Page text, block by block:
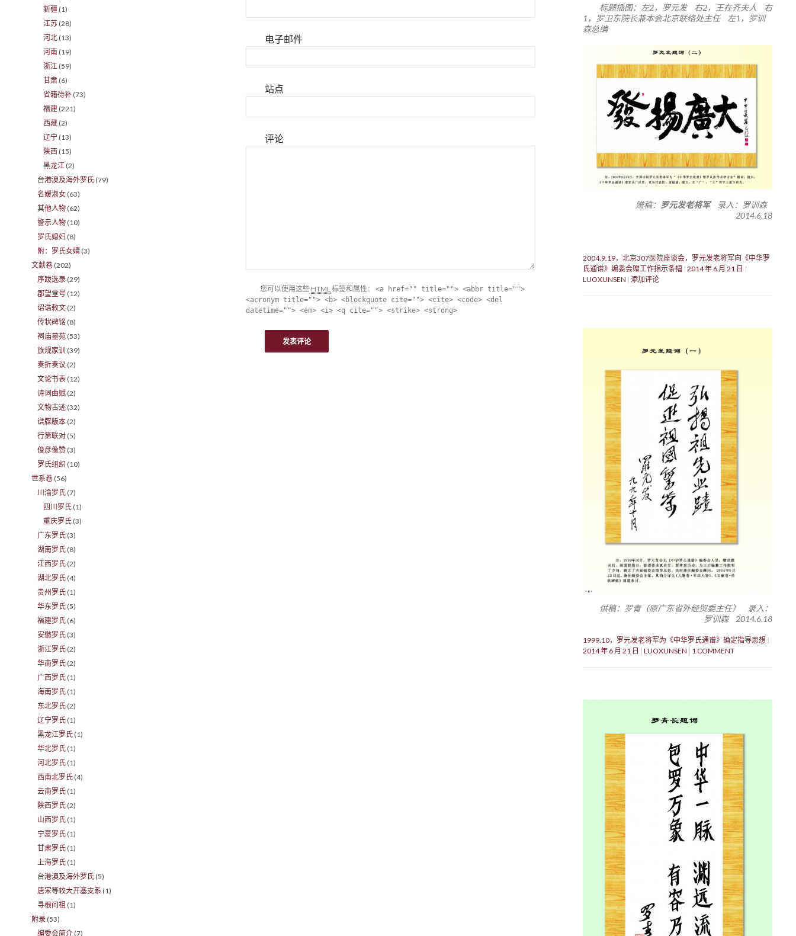
电子邮件
站点
评论
您可以使用这些 HTML标签和属性： <a href="" title=""> <abbr title="">
<acronym title=""> <b> <blockquote cite=""> <cite> <code> <del
datetime=""> <em> <i> <q cite=""> <strike> <strong>
标题插图：左2，罗元发 右2，王在齐夫人 右
1，罗卫东院长兼本会北京联络处主任 左1，罗训
森总编
赠稿： 罗元发老将军录入：罗训森
2014.6.18
2004.9.19，北京307医院座谈会，罗元发老将军向《中华罗
氏通谱》编委会赠工作指示条幅 2014 年 6 月 21 日
LUOXUNSEN 添加评论
供稿：罗青（原广东省外经贸委主任） 录入：
罗训森 2014.6.18
1999.10，罗元发老将军为《中华罗氏通谱》确定指导思想
2014 年 6 月 21 日
LUOXUNSEN 1 COMMENT
新疆 (1)
江苏 (28)
河北 (13)
河南 (19)
浙江 (59)
甘肃 (6)
省籍待补 (73)
福建 (221)
西藏 (2)
辽宁 (13)
陕西 (15)
黑龙江 (2)
台港澳及海外罗氏 (79)
名嫒淑女 (63)
其他人物 (62)
警示人物 (10)
罗氏媳妇 (8)
附：罗氏女婿 (3)
文献卷 (202)
序跋选录 (29)
郡望堂号 (12)
诏诰敕文 (2)
传状碑铭 (8)
祠庙墓苑 (53)
族规家训 (39)
奏折奏议 (2)
文论书表 (12)
诗词曲赋 (2)
文物古迹 (32)
谱牒版本 (2)
行第联对 (5)
俊彦像赞 (3)
罗氏组织 (10)
世系卷 (56)
川渝罗氏 (7)
四川罗氏 (1)
重庆罗氏 (3)
广东罗氏 (3)
湖南罗氏 (8)
江西罗氏 (2)
湖北罗氏 (4)
贵州罗氏 (1)
华东罗氏 (5)
福建罗氏 (6)
安徽罗氏 (3)
浙江罗氏 (2)
华南罗氏 (2)
广西罗氏 (1)
海南罗氏 (1)
东北罗氏 (2)
辽宁罗氏 (1)
黑龙江罗氏 (1)
华北罗氏 (1)
河北罗氏 (1)
西南北罗氏 (4)
云南罗氏 (1)
陕西罗氏 (2)
山西罗氏 (1)
宁夏罗氏 (1)
甘肃罗氏 (1)
上海罗氏 (1)
台港澳及海外罗氏 (5)
唐宋等较大开基支系 (1)
寻根问祖 (1)
附录 (53)
编委会简介 (7)